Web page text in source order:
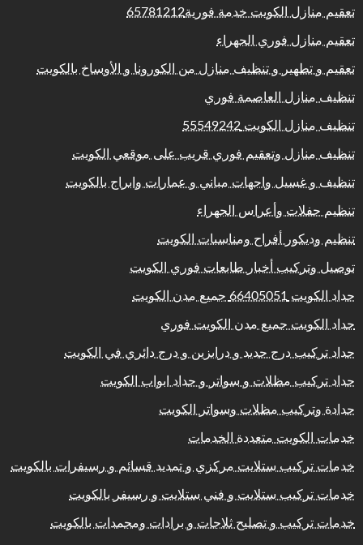
تعقيم منازل الكويت خدمة فورية65781212
تعقيم منازل فوري الجهراء
تعقيم و تطهير و تنظيف منازل من الكورونا و الأوساخ بالكويت
تنظيف منازل العاصمة فوري
تنظيف منازل الكويت 55549242
تنظيف منازل وتعقيم فوري قريب على موقعي الكويت
تنظيف و غسيل واجهات مباني و عمارات وابراج بالكويت
تنظيم حفلات وأعراس الجهراء
تنظيم وديكور أفراح ومناسبات الكويت
توصيل وتركيب أخبار طابعات فوري الكويت
حداد الكويت 66405051 جميع مدن الكويت
حداد الكويت جميع مدن الكويت فوري
حداد تركيب درج حديد و درابزين و درج دائري في الكويت
حداد تركيب مظلات و سواتر و حداد ابواب الكويت
حدادة وتركيب مظلات وسواتر الكويت
خدمات الكويت متعددة الخدمات
خدمات تركيب ستلايت مركزي و تمديد قسائم و رسيفرات بالكويت
خدمات تركيب ستلايت و فني ستلايت و رسيفر بالكويت
خدمات تركيب و تصليح ثلاجات و برادات ومجمدات بالكويت